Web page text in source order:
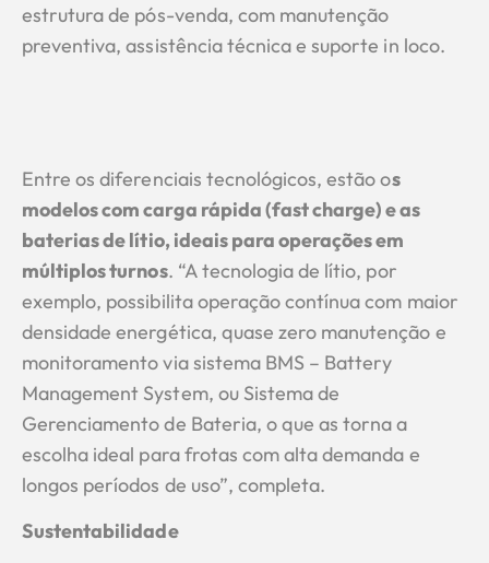
estrutura de pós-venda, com manutenção
preventiva, assistência técnica e suporte in loco.
Entre os diferenciais tecnológicos, estão os
modelos com carga rápida (fast charge) e as
baterias de lítio, ideais para operações em
múltiplos turnos. “A tecnologia de lítio, por
exemplo, possibilita operação contínua com maior
densidade energética, quase zero manutenção e
monitoramento via sistema BMS – Battery
Management System, ou Sistema de
Gerenciamento de Bateria, o que as torna a
escolha ideal para frotas com alta demanda e
longos períodos de uso”, completa.
Sustentabilidade